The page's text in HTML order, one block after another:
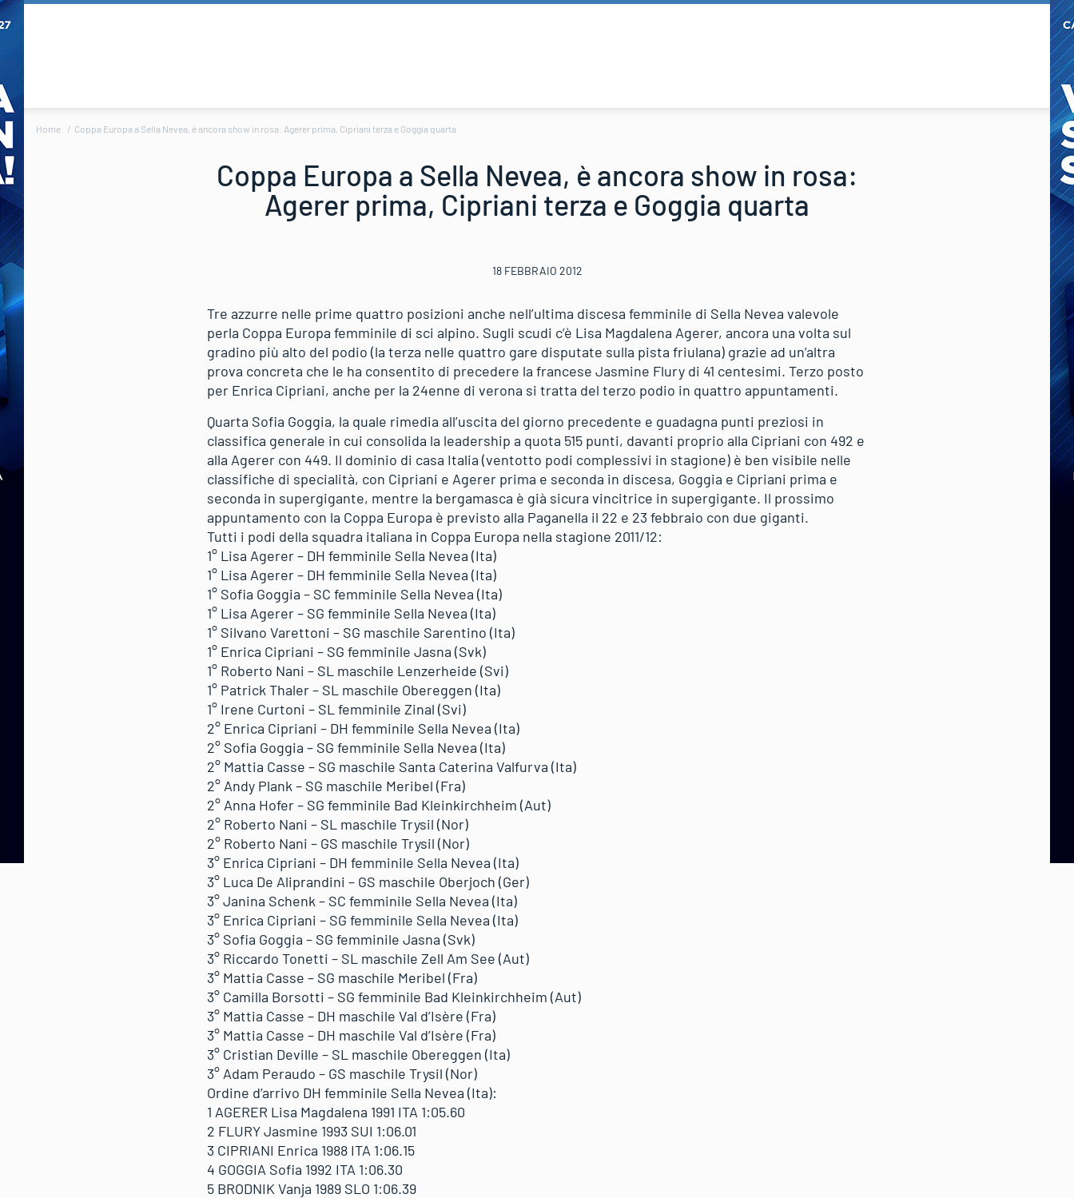
Home Coppa Europa a Sella Nevea, è ancora show in rosa: Agerer prima, Cipriani terza e Goggia quarta
Coppa Europa a Sella Nevea, è ancora show in rosa:
Agerer prima, Cipriani terza e Goggia quarta
18 FEBBRAIO 2012
Tre azzurre nelle prime quattro posizioni anche nell’ultima discesa femminile di Sella Nevea valevole
perla Coppa Europa femminile di sci alpino. Sugli scudi c’è Lisa Magdalena Agerer, ancora una volta sul
gradino più alto del podio (la terza nelle quattro gare disputate sulla pista friulana) grazie ad un’altra
prova concreta che le ha consentito di precedere la francese Jasmine Flury di 41 centesimi. Terzo posto
per Enrica Cipriani, anche per la 24enne di verona si tratta del terzo podio in quattro appuntamenti.
Quarta Sofia Goggia, la quale rimedia all’uscita del giorno precedente e guadagna punti preziosi in
classifica generale in cui consolida la leadership a quota 515 punti, davanti proprio alla Cipriani con 492 e
alla Agerer con 449. Il dominio di casa Italia (ventotto podi complessivi in stagione) è ben visibile nelle
classifiche di specialità, con Cipriani e Agerer prima e seconda in discesa, Goggia e Cipriani prima e
seconda in supergigante, mentre la bergamasca è già sicura vincitrice in supergigante. Il prossimo
appuntamento con la Coppa Europa è previsto alla Paganella il 22 e 23 febbraio con due giganti.
Tutti i podi della squadra italiana in Coppa Europa nella stagione 2011/12:
1° Lisa Agerer – DH femminile Sella Nevea (Ita)
1° Lisa Agerer – DH femminile Sella Nevea (Ita)
1° Sofia Goggia – SC femminile Sella Nevea (Ita)
1° Lisa Agerer – SG femminile Sella Nevea (Ita)
1° Silvano Varettoni – SG maschile Sarentino (Ita)
1° Enrica Cipriani – SG femminile Jasna (Svk)
1° Roberto Nani – SL maschile Lenzerheide (Svi)
1° Patrick Thaler – SL maschile Obereggen (Ita)
1° Irene Curtoni – SL femminile Zinal (Svi)
2° Enrica Cipriani – DH femminile Sella Nevea (Ita)
2° Sofia Goggia – SG femminile Sella Nevea (Ita)
2° Mattia Casse – SG maschile Santa Caterina Valfurva (Ita)
2° Andy Plank – SG maschile Meribel (Fra)
2° Anna Hofer – SG femminile Bad Kleinkirchheim (Aut)
2° Roberto Nani – SL maschile Trysil (Nor)
2° Roberto Nani – GS maschile Trysil (Nor)
3° Enrica Cipriani – DH femminile Sella Nevea (Ita)
3° Luca De Aliprandini – GS maschile Oberjoch (Ger)
3° Janina Schenk – SC femminile Sella Nevea (Ita)
3° Enrica Cipriani – SG femminile Sella Nevea (Ita)
3° Sofia Goggia – SG femminile Jasna (Svk)
3° Riccardo Tonetti – SL maschile Zell Am See (Aut)
3° Mattia Casse – SG maschile Meribel (Fra)
3° Camilla Borsotti – SG femminile Bad Kleinkirchheim (Aut)
3° Mattia Casse – DH maschile Val d’Isère (Fra)
3° Mattia Casse – DH maschile Val d’Isère (Fra)
3° Cristian Deville – SL maschile Obereggen (Ita)
3° Adam Peraudo – GS maschile Trysil (Nor)
Ordine d’arrivo DH femminile Sella Nevea (Ita):
1 AGERER Lisa Magdalena 1991 ITA 1:05.60
2 FLURY Jasmine 1993 SUI 1:06.01
3 CIPRIANI Enrica 1988 ITA 1:06.15
4 GOGGIA Sofia 1992 ITA 1:06.30
5 BRODNIK Vanja 1989 SLO 1:06.39